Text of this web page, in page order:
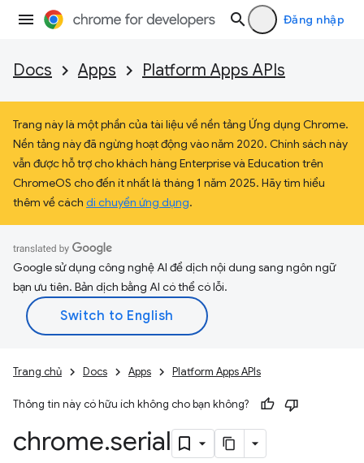
Đăng nhập
Docs Apps Platform Apps APIs
Trang này là một phần của tài liệu về nền tảng Ứng dụng Chrome.
Nền tảng này đã ngừng hoạt động vào năm 2020. Chính sách này
vẫn được hỗ trợ cho khách hàng Enterprise và Education trên
ChromeOS cho đến ít nhất là tháng 1 năm 2025. Hãy tìm hiểu
thêm về cách di chuyển ứng dụng.
Google sử dụng công nghệ AI để dịch nội dung sang ngôn ngữ
bạn ưu tiên. Bản dịch bằng AI có thể có lỗi.
Trang chủ Docs Apps Platform Apps APIs
Thông tin này có hữu ích không cho bạn không?
chrome.serial